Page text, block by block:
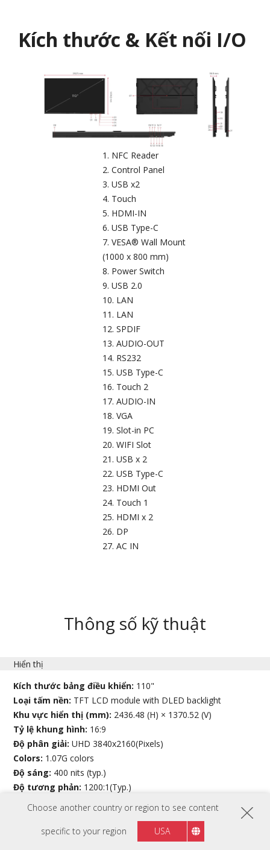
Choose another country or region to see content
specific to your region USA
Kích thước & Kết nối I/O
NFC Reader
Control Panel
USB x2
Touch
HDMI-IN
USB Type-C
VESA® Wall Mount
(1000 x 800 mm)
Power Switch
USB 2.0
LAN
LAN
SPDIF
AUDIO-OUT
RS232
USB Type-C
Touch 2
AUDIO-IN
VGA
Slot-in PC
WIFI Slot
USB x 2
USB Type-C
HDMI Out
Touch 1
HDMI x 2
DP
AC IN
Thông số kỹ thuật
Hiển thị
Kích thước bảng điều khiển: 110"
Loại tấm nền: TFT LCD module with DLED backlight
Khu vực hiển thị (mm): 2436.48 (H) × 1370.52 (V)
Tỷ lệ khung hình: 16:9
Độ phân giải:UHD 3840x2160(Pixels)
Colors: 1.07G colors
Độ sáng: 400 nits (typ.)
Độ tương phản: 1200:1(Typ.)
5000:1(Min. with DCR enabled)
Góc nhìn:H = 178, V = 178 (Typ.)
30,000 Hours (Min.)